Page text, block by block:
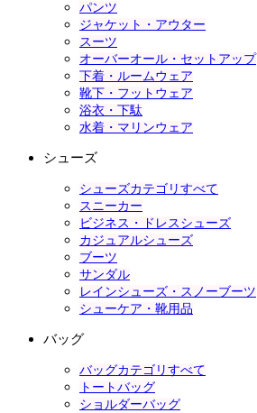
パンツ
ジャケット・アウター
スーツ
オーバーオール・セットアップ
下着・ルームウェア
靴下・フットウェア
浴衣・下駄
水着・マリンウェア
シューズ
シューズカテゴリすべて
スニーカー
ビジネス・ドレスシューズ
カジュアルシューズ
ブーツ
サンダル
レインシューズ・スノーブーツ
シューケア・靴用品
バッグ
バッグカテゴリすべて
トートバッグ
ショルダーバッグ